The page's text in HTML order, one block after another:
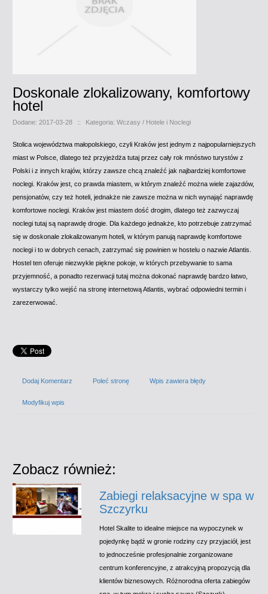
Doskonale zlokalizowany, komfortowy
hotel
Dodane: 2017-03-28 :: Kategoria: Wczasy / Hotele i Noclegi
Stolica województwa małopolskiego, czyli Kraków jest jednym z najpopularniejszych
miast w Polsce, dlatego też przyjeżdża tutaj przez cały rok mnóstwo turystów z
Polski i z innych krajów, którzy zawsze chcą znaleźć jak najbardziej komfortowe
noclegi. Kraków jest, co prawda miastem, w którym znaleźć można wiele zajazdów,
pensjonatów, czy też hoteli, jednakże nie zawsze można w nich wynająć naprawdę
komfortowe noclegi. Kraków jest miastem dość drogim, dlatego też zazwyczaj
noclegi tutaj są naprawdę drogie. Dla każdego jednakże, kto potrzebuje zatrzymać
się w doskonale zlokalizowanym hoteli, w którym panują naprawdę komfortowe
noclegi i to w dobrych cenach, zatrzymać się powinien w hostelu o nazwie Atlantis.
Hostel ten oferuje niezwykle piękne pokoje, w których przebywanie to sama
przyjemność, a ponadto rezerwacji tutaj można dokonać naprawdę bardzo łatwo,
wystarczy tylko wejść na stronę internetową Atlantis, wybrać odpowiedni termin i
zarezerwować.
Dodaj Komentarz Poleć stronę Wpis zawiera błędy
Modyfikuj wpis
Zobacz również:
Zabiegi relaksacyjne w spa w
Szczyrku
Hotel Skalite to idealne miejsce na wypoczynek w
pojedynkę bądź w gronie rodziny czy przyjaciół, jest
to jednocześnie profesjonalnie zorganizowane
centrum konferencyjne, z atrakcyjną propozycją dla
klientów biznesowych. Różnorodna oferta zabiegów